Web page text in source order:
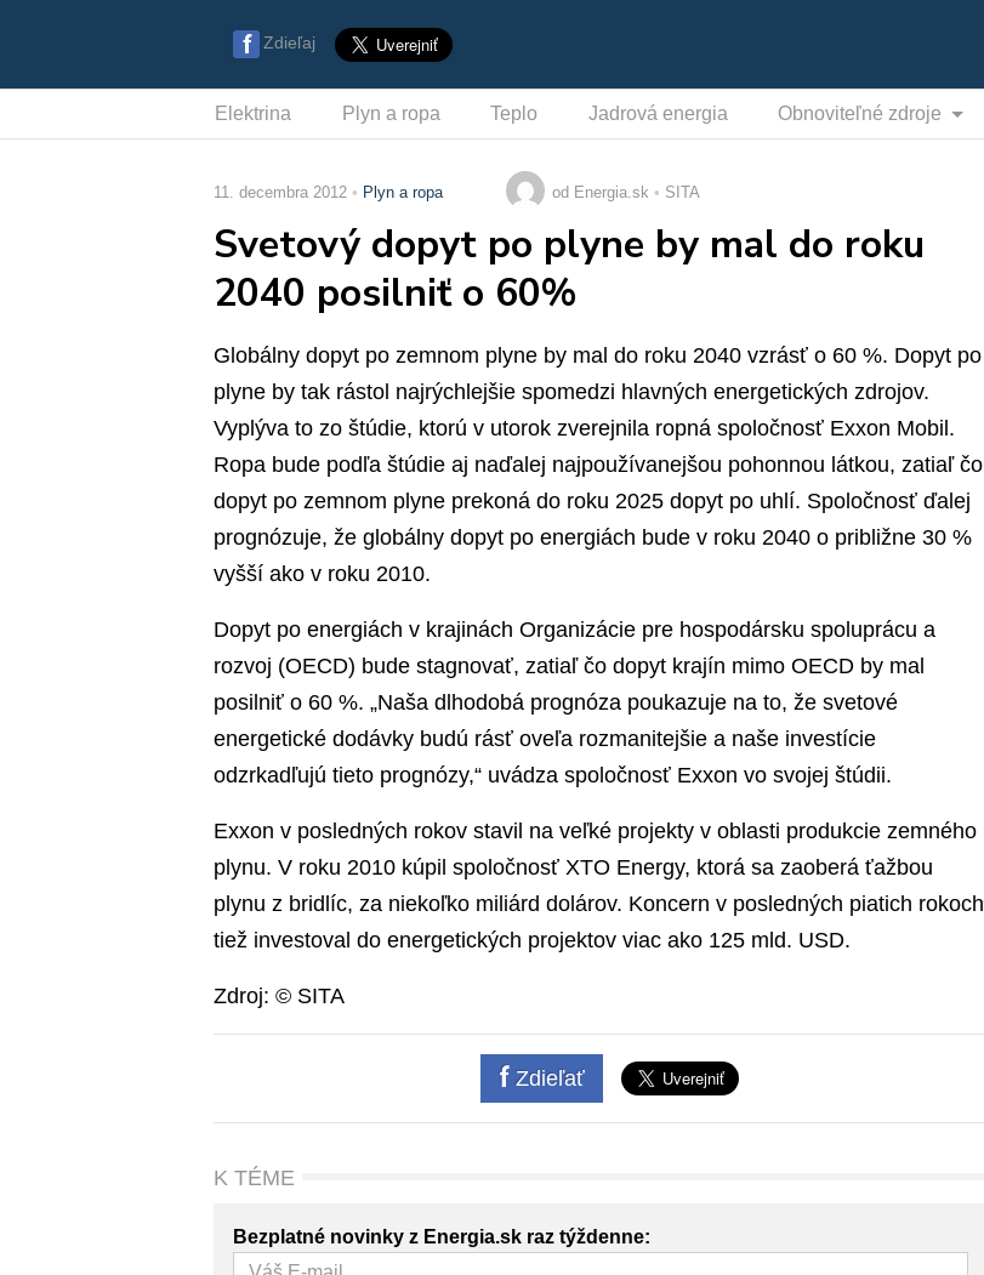
Zdieľaj
Elektrina Plyn a ropa Teplo Jadrová energia Obnoviteľné zdroje
11. decembra 2012 Plyn a ropa od Energia.sk SITA
Svetový dopyt po plyne by mal do roku
2040 posilniť o 60%
Globálny dopyt po zemnom plyne by mal do roku 2040 vzrásť o 60 %. Dopyt po
plyne by tak rástol najrýchlejšie spomedzi hlavných energetických zdrojov.
Vyplýva to zo štúdie, ktorú v utorok zverejnila ropná spoločnosť Exxon Mobil.
Ropa bude podľa štúdie aj naďalej najpoužívanejšou pohonnou látkou, zatiaľ čo
dopyt po zemnom plyne prekoná do roku 2025 dopyt po uhlí. Spoločnosť ďalej
prognózuje, že globálny dopyt po energiách bude v roku 2040 o približne 30 %
vyšší ako v roku 2010.
Dopyt po energiách v krajinách Organizácie pre hospodársku spoluprácu a
rozvoj (OECD) bude stagnovať, zatiaľ čo dopyt krajín mimo OECD by mal
posilniť o 60 %. „Naša dlhodobá prognóza poukazuje na to, že svetové
energetické dodávky budú rásť oveľa rozmanitejšie a naše investície
odzrkadľujú tieto prognózy,“ uvádza spoločnosť Exxon vo svojej štúdii.
Exxon v posledných rokov stavil na veľké projekty v oblasti produkcie zemného
plynu. V roku 2010 kúpil spoločnosť XTO Energy, ktorá sa zaoberá ťažbou
plynu z bridlíc, za niekoľko miliárd dolárov. Koncern v posledných piatich rokoch
tiež investoval do energetických projektov viac ako 125 mld. USD.
Zdroj: © SITA
Zdieľať
K TÉME
Bezplatné novinky z Energia.sk raz týždenne: